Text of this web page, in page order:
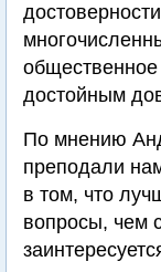
достойным
По мнению
преподали
в том, что
вопросы, чем